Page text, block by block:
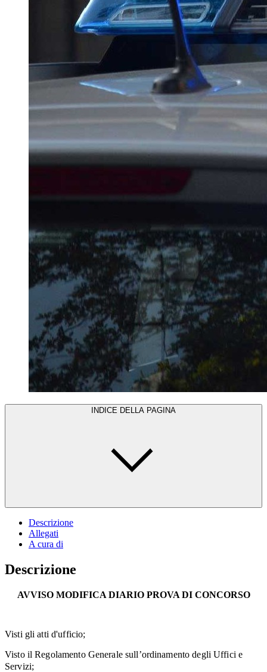
INDICE DELLA PAGINA
Descrizione
Allegati
A cura di
Descrizione
AVVISO MODIFICA DIARIO PROVA DI CONCORSO
Visti gli atti d'ufficio;
Visto il Regolamento Generale sull’ordinamento degli Uffici e
Servizi;